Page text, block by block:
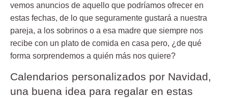
vemos anuncios de aquello que podríamos ofrecer en
estas fechas, de lo que seguramente gustará a nuestra
pareja, a los sobrinos o a esa madre que siempre nos
recibe con un plato de comida en casa pero, ¿de qué
forma sorprendemos a quién más nos quiere?
Calendarios personalizados por Navidad,
una buena idea para regalar en estas